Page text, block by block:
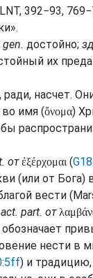
, 392−93,
gen. достойно;
их
ради, насчет.
во имя (ὄνομα)
от ἐξέρχομαι(
(или от Бога)
вести (
act. part. от
обозначает
нести в
) и